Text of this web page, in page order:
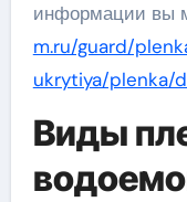
информации вы
m.ru/guard/
ukrytiya/plenka/
Виды